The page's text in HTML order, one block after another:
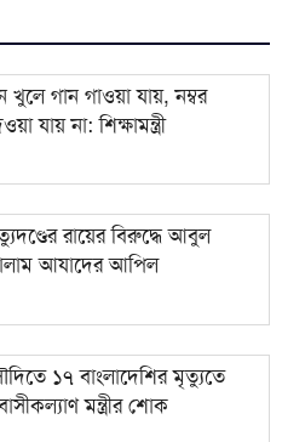
আবুল কালাম আযাদের আপিল
ফল প্রকাশ
খুলে গান গাওয়া যায়, নম্বর
যায় না: শিক্ষামন্ত্রী
রায়ের বিরুদ্ধে আবুল
আযাদের আপিল
১৭ বাংলাদেশির মৃত্যুতে
মন্ত্রীর শোক